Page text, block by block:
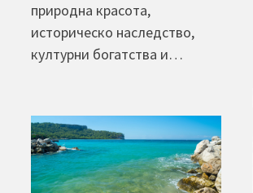
природна красота,
историческо наследство,
културни богатства и…